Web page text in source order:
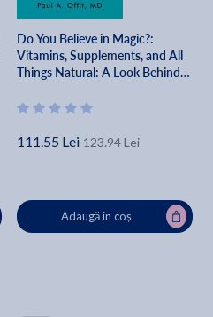
Do You Believe in Magic?:
Vitamins, Supplements, and All
Things Natural: A Look Behind
111.55 Lei 123.94 Lei
Adaugă în coș